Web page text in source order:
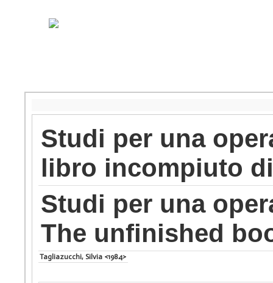
Studi per una
libro incompiuto
Studi per una
The unfinished
Tagliazucchi, Silvia <1984>